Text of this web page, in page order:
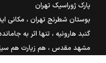
پارک ژوراسیک تهران
بوستان شطرنج تهران ، مکانی
گنبد هارونیه ، تنها اثر به
مشهد مقدس ، هم زیارت هم